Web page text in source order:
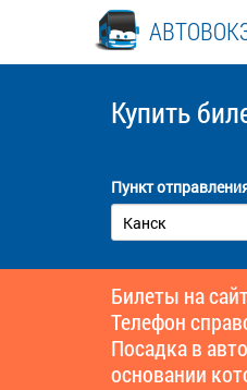
Купить
Пункт
Билеты на
Телефон
Посадка в
основании